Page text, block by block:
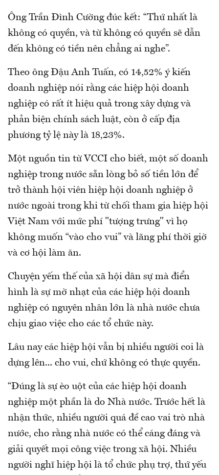
Ông Trần Đình Cường đúc kết: “Thứ nhất là
không có quyền, và từ không có quyền sẽ dẫn
đến không có tiền nên chẳng ai nghe”.
Theo ông Đậu Anh Tuấn, có 14,52% ý kiến
doanh nghiệp nói rằng các hiệp hội doanh
nghiệp có rất ít hiệu quả trong xây dựng và
phản biện chính sách luật, còn ở cấp địa
phương tỷ lệ này là 18,23%.
Một nguồn tin từ VCCI cho biết, một số doanh
nghiệp trong nước sẵn lòng bỏ số tiền lớn để
trở thành hội viên hiệp hội doanh nghiệp ở
nước ngoài trong khi từ chối tham gia hiệp hội
Việt Nam với mức phí "tượng trưng" vì họ
không muốn “vào cho vui” và lãng phí thời giờ
và cơ hội làm ăn.
Chuyện yếm thế của xã hội dân sự mà điển
hình là sự mờ nhạt của các hiệp hội doanh
nghiệp có nguyên nhân lớn là nhà nước chưa
chịu giao việc cho các tổ chức này.
Lâu nay các hiệp hội vẫn bị nhiều người coi là
dựng lên... cho vui, chứ không có thực quyền.
“Đúng là sự èo uột của các hiệp hội doanh
nghiệp một phần là do Nhà nước. Trước hết là
nhận thức, nhiều người quá đề cao vai trò nhà
nước, cho rằng nhà nước có thể cáng đáng và
giải quyết mọi công việc trong xã hội. Nhiều
người nghĩ hiệp hội là tổ chức phụ trợ, thứ yếu